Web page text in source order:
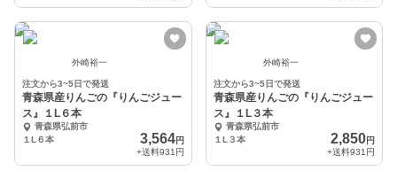
外崎裕一
注文から3~5日で発送
青森県産りんごの『りんごジュー
ス』１L６本
青森県弘前市
１L６本
3,564円
+送料931円
外崎裕一
注文から3~5日で発送
青森県産りんごの『りんごジュー
ス』１L３本
青森県弘前市
１L３本
2,850円
+送料931円